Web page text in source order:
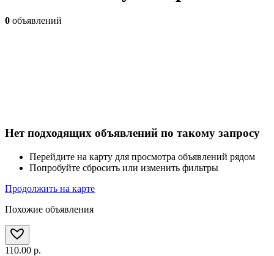
0 объявлений
Нет подходящих объявлений по такому запросу
Перейдите на карту для просмотра объявлений рядом
Попробуйте сбросить или изменить фильтры
Продолжить на карте
Похожие объявления
110.00 р.